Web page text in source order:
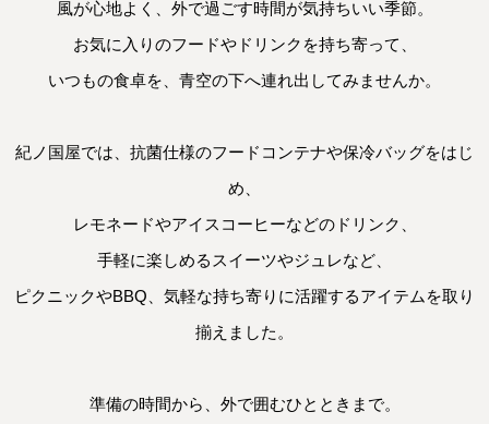
風が心地よく、外で過ごす時間が気持ちいい季節。
お気に入りのフードやドリンクを持ち寄って、
いつもの食卓を、青空の下へ連れ出してみませんか。
紀ノ国屋では、抗菌仕様のフードコンテナや保冷バッグをはじ
め、
レモネードやアイスコーヒーなどのドリンク、
手軽に楽しめるスイーツやジュレなど、
ピクニックやBBQ、気軽な持ち寄りに活躍するアイテムを取り
揃えました。
準備の時間から、外で囲むひとときまで。